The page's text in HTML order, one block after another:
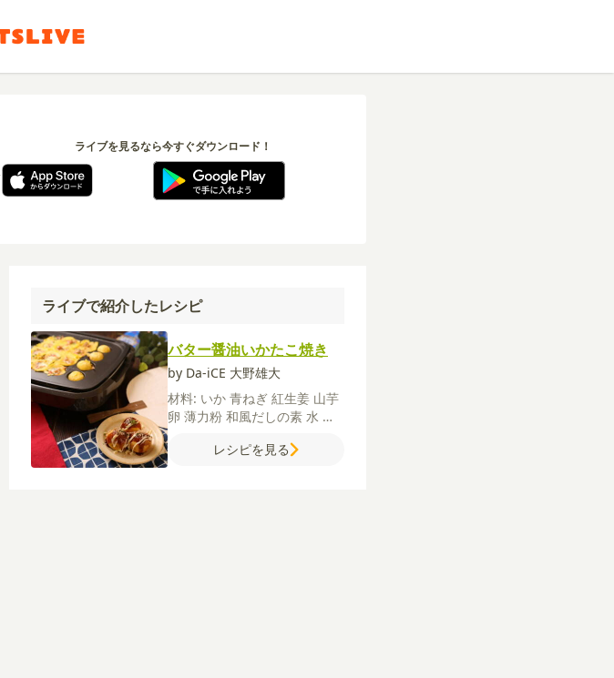
ライブを見るなら今すぐダウンロード！
ライブで紹介したレシピ
バター醤油いかたこ焼き
by Da-iCE 大野雄大
材料: いか 青ねぎ 紅生姜 山芋
卵 薄力粉 和風だしの素 水 天
みりん酒【B】
レシピを見る